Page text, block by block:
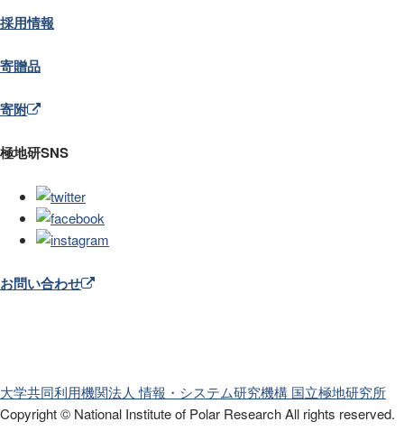
採用情報
寄贈品
寄附
極地研SNS
お問い合わせ
大学共同利用機関法人 情報・システム研究機構 国立極地研究所
Copyright © National Institute of Polar ResearchAll rights reserved.